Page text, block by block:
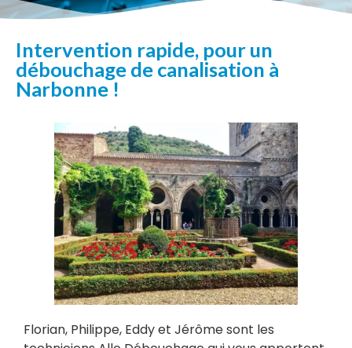
Intervention rapide, pour un
débouchage de canalisation à
Narbonne !
Florian, Philippe, Eddy et Jérôme sont les